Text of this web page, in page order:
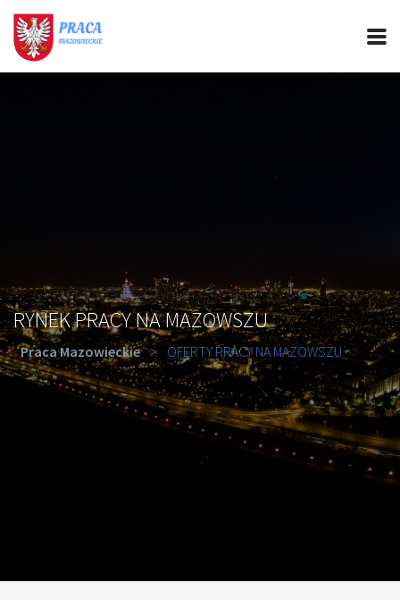
RYNEK PRACY NA MAZOWSZU
Praca Mazowieckie > OFERTY PRACY NA MAZOWSZU